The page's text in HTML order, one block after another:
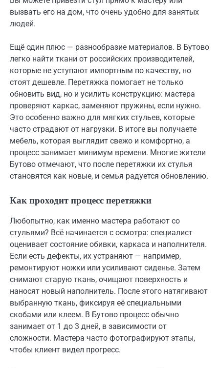
вызвать его на дом, что очень удобно для занятых
людей.
Ещё один плюс — разнообразие материалов. В Бутово
легко найти ткани от российских производителей,
которые не уступают импортным по качеству, но
стоят дешевле. Перетяжка помогает не только
обновить вид, но и усилить конструкцию: мастера
проверяют каркас, заменяют пружины, если нужно.
Это особенно важно для мягких стульев, которые
часто страдают от нагрузки. В итоге вы получаете
мебель, которая выглядит свежо и комфортно, а
процесс занимает минимум времени. Многие жители
Бутово отмечают, что после перетяжки их стулья
становятся как новые, и семья радуется обновлению.
Как проходит процесс перетяжки
Любопытно, как именно мастера работают со
стульями? Всё начинается с осмотра: специалист
оценивает состояние обивки, каркаса и наполнителя.
Если есть дефекты, их устраняют — например,
ремонтируют ножки или усиливают сиденье. Затем
снимают старую ткань, очищают поверхность и
наносят новый наполнитель. После этого натягивают
выбранную ткань, фиксируя её специальными
скобами или клеем. В Бутово процесс обычно
занимает от 1 до 3 дней, в зависимости от
сложности. Мастера часто фотографируют этапы,
чтобы клиент видел прогресс.